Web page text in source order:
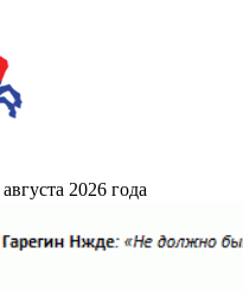
2026 года